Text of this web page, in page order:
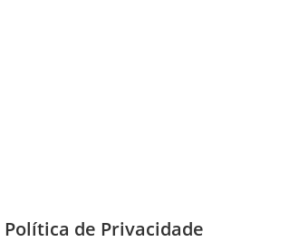
Política de Privacidade